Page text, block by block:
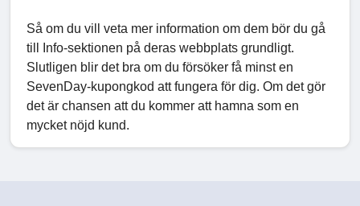
Så om du vill veta mer information om dem bör du gå
till Info-sektionen på deras webbplats grundligt.
Slutligen blir det bra om du försöker få minst en
SevenDay-kupongkod att fungera för dig. Om det gör
det är chansen att du kommer att hamna som en
mycket nöjd kund.